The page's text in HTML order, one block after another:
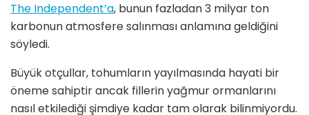
The Independent’a, bunun fazladan 3 milyar ton
karbonun atmosfere salınması anlamına geldiğini
söyledi.
Büyük otçullar, tohumların yayılmasında hayati bir
öneme sahiptir ancak fillerin yağmur ormanlarını
nasıl etkilediği şimdiye kadar tam olarak bilinmiyordu.